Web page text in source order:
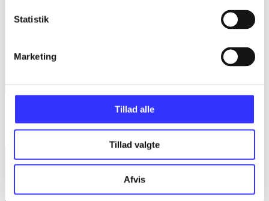
Statistik
Marketing
Tillad alle
Tillad valgte
Afvis
Rationalitet og magt. Bd. 1 : Det konkretes videnskab
Bent Flyvbjerg